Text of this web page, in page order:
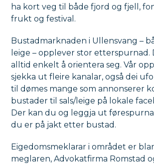
ha kort veg til både fjord og fjell,
frukt og festival.
Bustadmarknaden i Ullensvang –
leige – opplever stor etterspurnad.
alltid enkelt å orientera seg. Vår
sjekka ut fleire kanalar, også dei
til dømes mange som annonserer
bustader til sals/leige på lokale
Der kan du og leggja ut
du er på jakt etter bustad.
Eigedomsmeklarar i området er
meglaren, Advokatfirma Romstad